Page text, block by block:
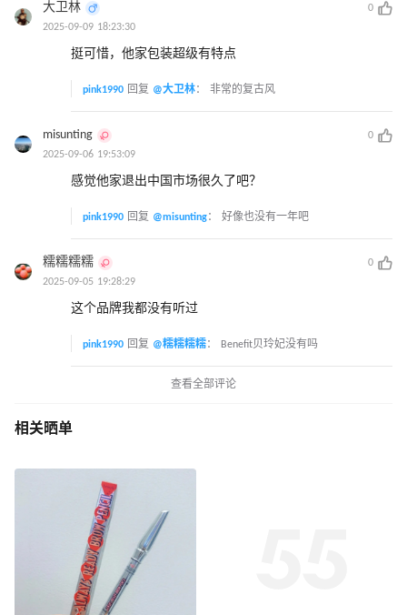
大卫林
0
2025-09-09 18:23:30
挺可惜，他家包装超级有特点
pink1990 回复 @大卫林： 非常的复古风
misunting
0
2025-09-06 19:53:09
感觉他家退出中国市场很久了吧？
pink1990 回复 @misunting： 好像也没有一年吧
糯糯糯糯
0
2025-09-05 19:28:29
这个品牌我都没有听过
pink1990 回复 @糯糯糯糯： Benefit贝玲妃没有吗
查看全部评论
相关晒单